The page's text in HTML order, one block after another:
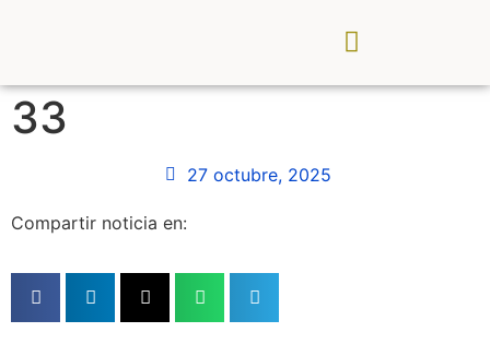
33
27 octubre, 2025
Compartir noticia en: